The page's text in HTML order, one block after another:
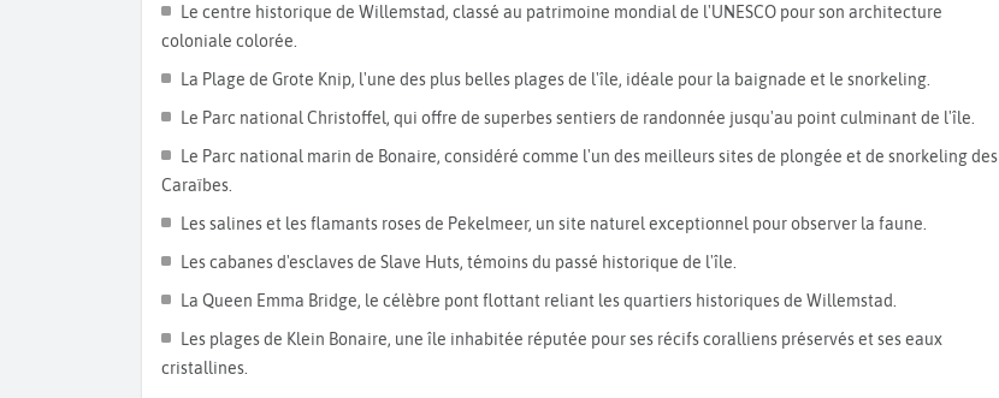
Partez direction l’île de Bonaire.Elle fait partie des plus beaux sites de plongées de la planète. Vous pouvez y
pratiquer de nombreuses activités sportives comme le surf, le snorkeling ou encore le kayak. Ne manquez pas
le centre-ville de la capitale
Kralendijk avec ses maisons colorées.
L ’île de Sainte Eustache, aussi nommée Statia, quant à elle, est une île plus peuplée et touristique. De
cratère du volcan Plumeau centre de l’île. L’île a
plats espagnols, hollandais, asiatiques…
aussi appelé Happy Island,
située au large du Vénézuela. Profitez des plages de
sable blanc comme celle d’Arashi ouCatalina Beach, pratiquez le windsurf, le snorkeling ou faites une
croisière en bateau à fond de verre pour découvrir toute la beauté desfonds marins d’Arubasans vous
mouiller. Enfin passez un après-midi dans le centre-ville de la
Le centre historique de Willemstad, classé au patrimoine mondial de l'UNESCO pour son architecture
coloniale colorée.
La Plage de Grote Knip, l'une des plus belles plages de l'île, idéale pour la baignade et le snorkeling.
Le Parc national Christoffel, qui offre de superbes sentiers de randonnée jusqu'au point culminant de l'île.
Le Parc national marin de Bonaire, considéré comme l'un des meilleurs sites de plongée et de snorkeling des
Caraïbes.
Les salines et les flamants roses de Pekelmeer, un site naturel exceptionnel pour observer la faune.
Les cabanes d'esclaves de Slave Huts, témoins du passé historique de l'île.
La Queen Emma Bridge, le célèbre pont flottant reliant les quartiers historiques de Willemstad.
Les plages de Klein Bonaire, une île inhabitée réputée pour ses récifs coralliens préservés et ses eaux
cristallines.